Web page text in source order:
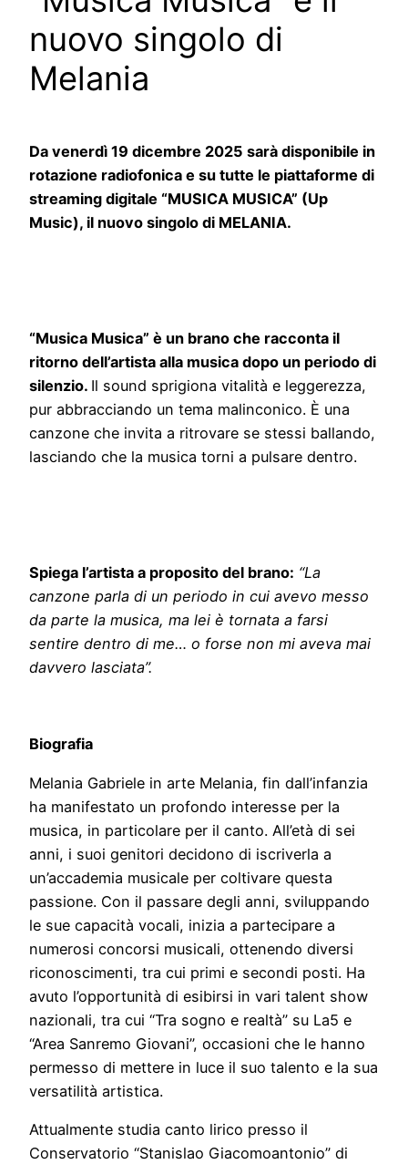
nuovo singolo di
Melania
Da venerdì 19 dicembre 2025 sarà disponibile in
rotazione radiofonica e su tutte le piattaforme di
streaming digitale “MUSICA MUSICA” (Up
Music), il nuovo singolo di MELANIA.
“Musica Musica” è un brano che racconta il
ritorno dell’artista alla musica dopo un periodo di
silenzio. Il sound sprigiona vitalità e leggerezza,
pur abbracciando un tema malinconico. È una
canzone che invita a ritrovare se stessi ballando,
lasciando che la musica torni a pulsare dentro.
Spiega l’artista a proposito del brano: “La
canzone parla di un periodo in cui avevo messo
da parte la musica, ma lei è tornata a farsi
sentire dentro di me… o forse non mi aveva mai
davvero lasciata”.
Biografia
Melania Gabriele in arte Melania, fin dall’infanzia
ha manifestato un profondo interesse per la
musica, in particolare per il canto. All’età di sei
anni, i suoi genitori decidono di iscriverla a
un’accademia musicale per coltivare questa
passione. Con il passare degli anni, sviluppando
le sue capacità vocali, inizia a partecipare a
numerosi concorsi musicali, ottenendo diversi
riconoscimenti, tra cui primi e secondi posti. Ha
avuto l’opportunità di esibirsi in vari talent show
nazionali, tra cui “Tra sogno e realtà” su La5 e
“Area Sanremo Giovani”, occasioni che le hanno
permesso di mettere in luce il suo talento e la sua
versatilità artistica.
Attualmente studia canto lirico presso il
Conservatorio “Stanislao Giacomoantonio” di